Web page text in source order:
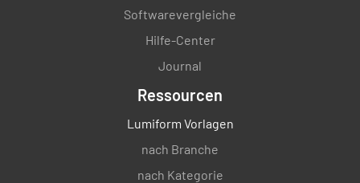
Softwarevergleiche
Hilfe-Center
Journal
Ressourcen
Lumiform Vorlagen
nach Branche
nach Kategorie